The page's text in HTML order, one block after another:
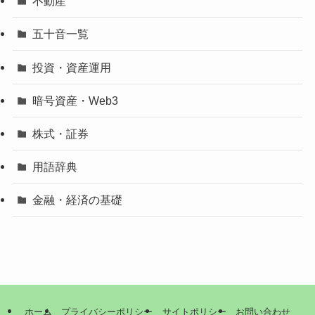
五十音一覧
投資・資産運用
暗号資産・Web3
株式・証券
用語辞典
金融・経済の基礎
ホーム プライバシーポリシー サイトポリシー お問い合わせ